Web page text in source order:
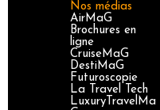
Nos médias
AirMaG
Brochures en
ligne
CruiseMaG
DestiMaG
Futuroscopie
La Travel Tech
LuxuryTravelMa